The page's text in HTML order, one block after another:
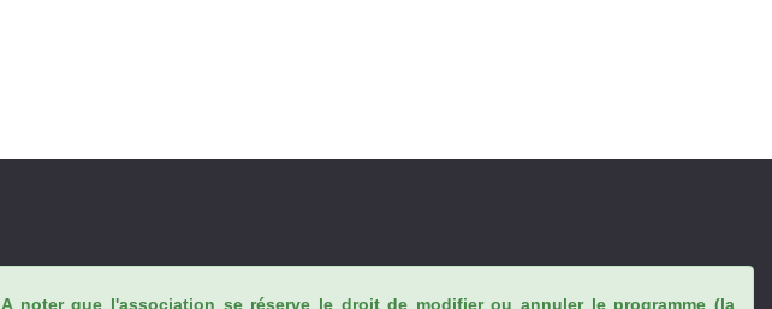
A noter que l'association se réserve le droit de modifier ou annuler le programme (la